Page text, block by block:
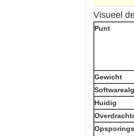
Visueel
Punt
Gewicht
Huidig